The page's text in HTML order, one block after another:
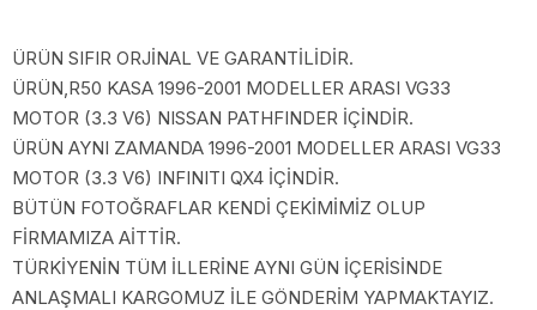
ÜRÜN SIFIR ORJİNAL VE GARANTİLİDİR.
ÜRÜN,R50 KASA 1996-2001 MODELLER ARASI VG33
MOTOR (3.3 V6) NISSAN PATHFINDER İÇİNDİR.
ÜRÜN AYNI ZAMANDA 1996-2001 MODELLER ARASI VG33
MOTOR (3.3 V6) INFINITI QX4 İÇİNDİR.
BÜTÜN FOTOĞRAFLAR KENDİ ÇEKİMİMİZ OLUP
FİRMAMIZA AİTTİR.
TÜRKİYENİN TÜM İLLERİNE AYNI GÜN İÇERİSİNDE
ANLAŞMALI KARGOMUZ İLE GÖNDERİM YAPMAKTAYIZ.